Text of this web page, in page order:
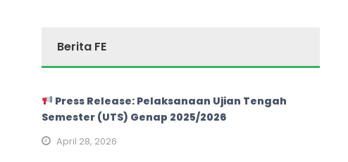
Berita FE
Press Release: Pelaksanaan Ujian Tengah
Semester (UTS) Genap 2025/2026
April 28, 2026